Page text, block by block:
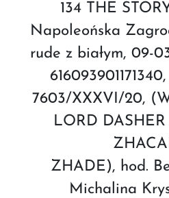
134 THE
Napoleońska
rude z białym, 09-
7603/XXXVI/20,
LORD
ZHADE), hod.
Michalina